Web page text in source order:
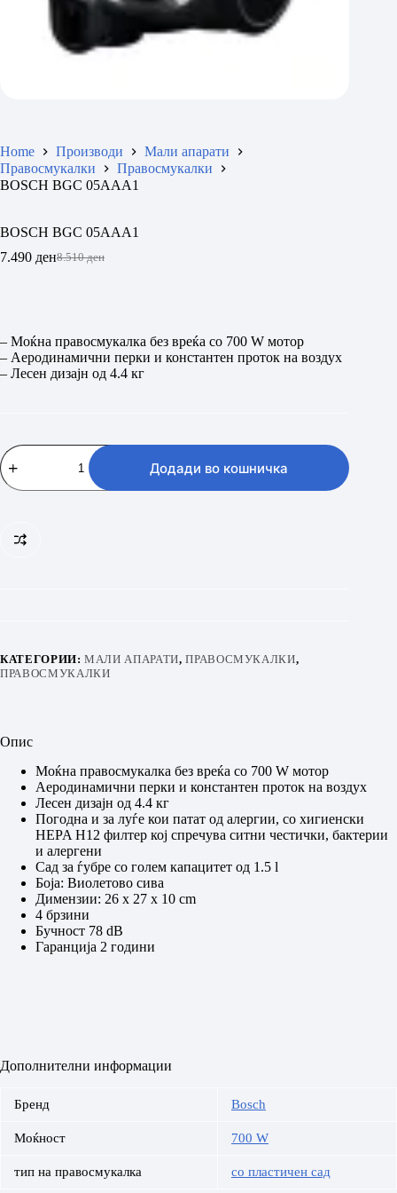
Home Производи
Мали апарати
Правосмукалки
Правосмукалки
BOSCH BGC 05AAA1
BOSCH BGC 05AAA1
8.510ден
Original
7.490 денCurrent
– Моќна правосмукалка без вреќа со 700 W мотор
– Аеродинамични перки и константен проток на воздух
– Лесен дизајн од 4.4 кг
BOSCH
BGC
05AAA1
Додади во кошничка
КАТЕГОРИИ:МАЛИ АПАРАТИ,ПРАВОСМУКАЛКИ,
ПРАВОСМУКАЛКИ
Опис
Моќна правосмукалка без вреќа со 700 W мотор
Аеродинамични перки и константен проток на воздух
Лесен дизајн од 4.4 кг
Погодна и за луѓе кои патат од алергии, со хигиенски
HEPA H12 филтер кој спречува ситни честички, бактерии
и алергени
Сад за ѓубре со голем капацитет од 1.5 l
Боја: Виолетово сива
Димензии: ‎26 x 27 x 10 cm
4 брзини
Бучност ‎78 dB
Гаранција 2 години
Дополнителни информации
Бренд Bosch
Моќност 700 W
тип на правосмукалка со пластичен сад